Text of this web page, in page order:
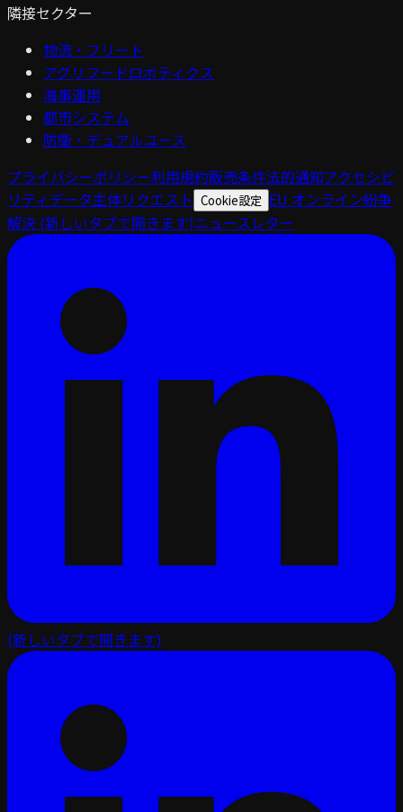
隣接セクター
物流・フリート
アグリフードロボティクス
海事運用
都市システム
防衛・デュアルユース
プライバシーポリシー利用規約販売条件法的通知アクセシビ
リティデータ主体リクエスト Cookie設定 EU オンライン紛争
解決 (新しいタブで開きます)ニュースレター
(新しいタブで開きます)